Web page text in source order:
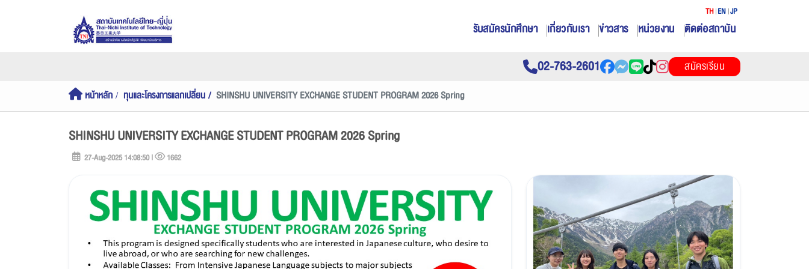
รับสมัครนักศึกษา เกี่ยวกับเรา ข่าวสาร หน่วยงาน ติดต่อสถาบัน
TH EN JP
02-763-2601 สมัครเรียน
หน้าหลัก ทุนและโครงการแลกเปลี่ยน SHINSHU UNIVERSITY EXCHANGE STUDENT PROGRAM 2026 Spring
SHINSHU UNIVERSITY EXCHANGE STUDENT PROGRAM 2026 Spring
27-Aug-2025 14:08:50 | 1662